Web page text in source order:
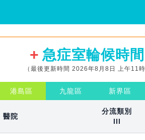
急症室輪候時間
（最後更新時間 2026年8月8日 上午11時
港島區 九龍區 新界區
醫院
分流類別
III